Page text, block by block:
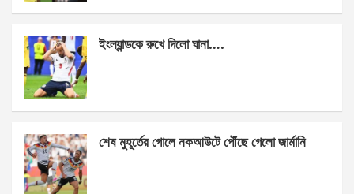
ইংল্যান্ডকে রুখে দিলো ঘানা….
শেষ মুহূর্তের গোলে নকআউটে পৌঁছে গেলো জার্মানি